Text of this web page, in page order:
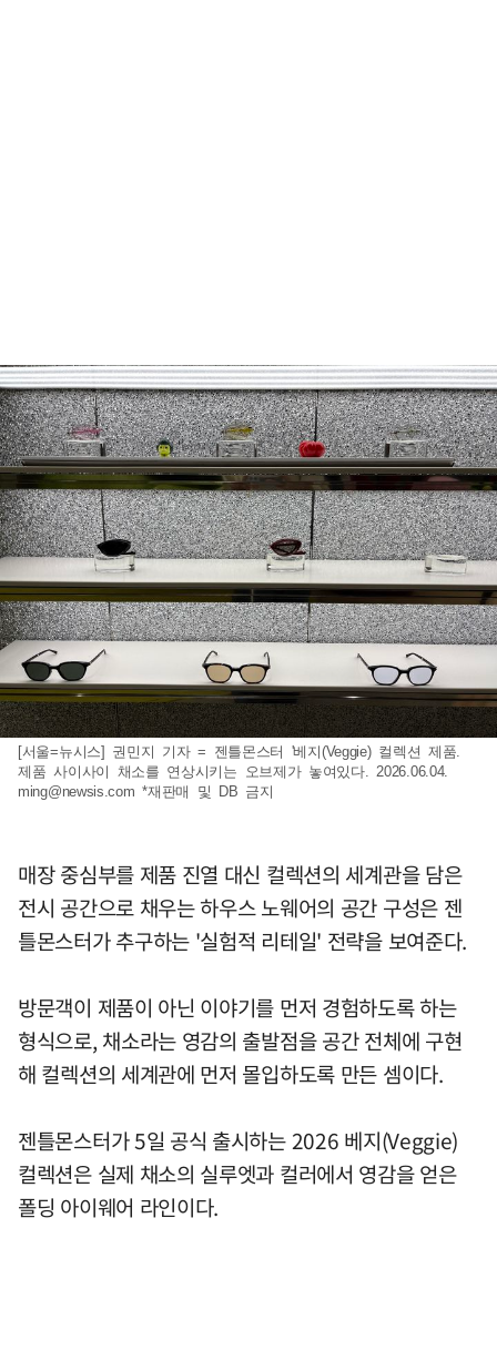
[서울=뉴시스] 권민지 기자 = 젠틀몬스터 '베지(Veggie) 컬렉션 제품.
제품 사이사이 채소를 연상시키는 오브제가 놓여있다. 2026.06.04.
ming@newsis.com *재판매 및 DB 금지
매장 중심부를 제품 진열 대신 컬렉션의 세계관을 담은
전시 공간으로 채우는 하우스 노웨어의 공간 구성은 젠
틀몬스터가 추구하는 '실험적 리테일' 전략을 보여준다.
방문객이 제품이 아닌 이야기를 먼저 경험하도록 하는
형식으로, 채소라는 영감의 출발점을 공간 전체에 구현
해 컬렉션의 세계관에 먼저 몰입하도록 만든 셈이다.
젠틀몬스터가 5일 공식 출시하는 2026 베지(Veggie)
컬렉션은 실제 채소의 실루엣과 컬러에서 영감을 얻은
폴딩 아이웨어 라인이다.